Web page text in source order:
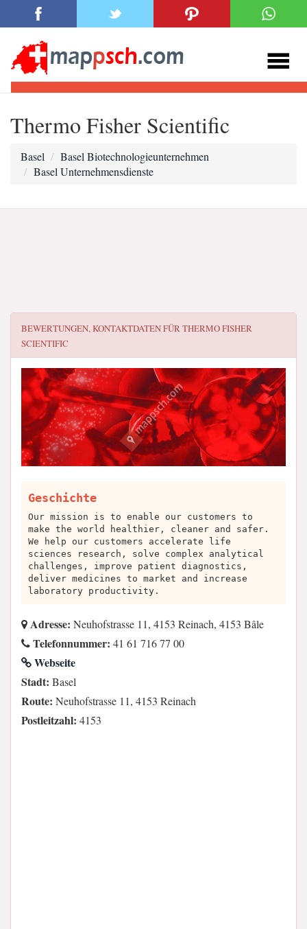
Thermo Fisher Scientific
Basel
Basel Biotechnologieunternehmen
Basel Unternehmensdienste
BEWERTUNGEN, KONTAKTDATEN FÜRTHERMO FISHER
SCIENTIFIC
Geschichte
Our mission is to enable our customers to
make the world healthier, cleaner and safer.
We help our customers accelerate life
sciences research, solve complex analytical
challenges, improve patient diagnostics,
deliver medicines to market and increase
laboratory productivity.
Adresse: Neuhofstrasse 11, 4153 Reinach, 4153 Bâle
Telefonnummer: 41 61 716 77 00
Webseite
Stadt: Basel
Route: Neuhofstrasse 11, 4153 Reinach
Postleitzahl: 4153